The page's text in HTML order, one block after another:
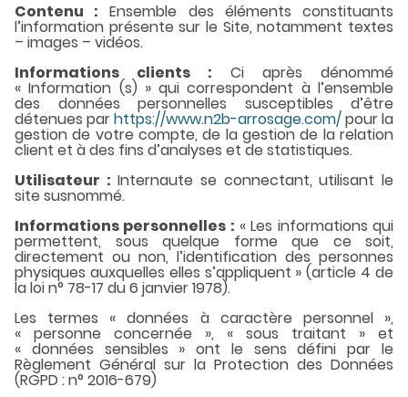
Contenu : Ensemble des éléments constituants
l’information présente sur le Site, notamment textes
– images – vidéos.
Informations clients : Ci après dénommé
« Information (s) » qui correspondent à l’ensemble
des données personnelles susceptibles d’être
détenues parhttps://www.n2b-arrosage.com/pour la
gestion de votre compte, de la gestion de la relation
client et à des fins d’analyses et de statistiques.
Utilisateur : Internaute se connectant, utilisant le
site susnommé.
Informations personnelles : « Les informations qui
permettent, sous quelque forme que ce soit,
directement ou non, l’identification des personnes
physiques auxquelles elles s’appliquent » (article 4 de
la loi n° 78-17 du 6 janvier 1978).
Les termes « données à caractère personnel »,
« personne concernée », « sous traitant » et
« données sensibles » ont le sens défini par le
Règlement Général sur la Protection des Données
(RGPD : n° 2016-679)